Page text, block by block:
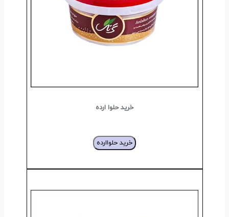
خرید حلوا ارده
خرید حلواارده